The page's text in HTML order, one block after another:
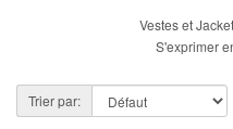
Vestes et
S'exprimer
Trier par: